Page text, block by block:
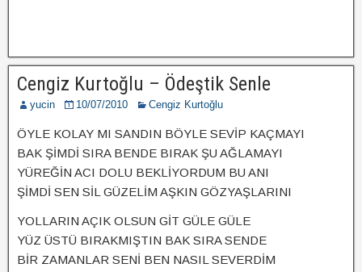
Cengiz Kurtoğlu – Ödeştik Senle
yucin 10/07/2010 Cengiz Kurtoğlu
ÖYLE KOLAY MI SANDIN BÖYLE SEVİP KAÇMAYI
BAK ŞİMDİ SIRA BENDE BIRAK ŞU AĞLAMAYI
YÜREĞİN ACI DOLU BEKLİYORDUM BU ANI
ŞİMDİ SEN SİL GÜZELİM AŞKIN GÖZYAŞLARINI
YOLLARIN AÇIK OLSUN GİT GÜLE GÜLE
YÜZ ÜSTÜ BIRAKMIŞTIN BAK SIRA SENDE
BİR ZAMANLAR SENİ BEN NASIL SEVERDİM